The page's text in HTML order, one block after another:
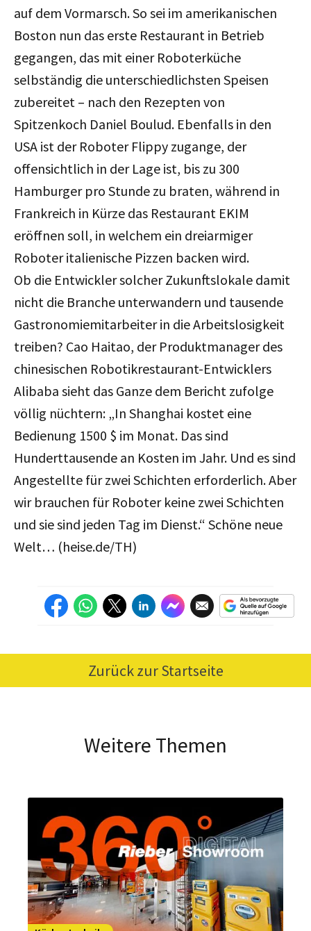
auf dem Vormarsch. So sei im amerikanischen
Boston nun das erste Restaurant in Betrieb
gegangen, das mit einer Roboterküche
selbständig die unterschiedlichsten Speisen
zubereitet – nach den Rezepten von
Spitzenkoch Daniel Boulud. Ebenfalls in den
USA ist der Roboter Flippy zugange, der
offensichtlich in der Lage ist, bis zu 300
Hamburger pro Stunde zu braten, während in
Frankreich in Kürze das Restaurant EKIM
eröffnen soll, in welchem ein dreiarmiger
Roboter italienische Pizzen backen wird.
Ob die Entwickler solcher Zukunftslokale damit
nicht die Branche unterwandern und tausende
Gastronomiemitarbeiter in die Arbeitslosigkeit
treiben? Cao Haitao, der Produktmanager des
chinesischen Robotikrestaurant-Entwicklers
Alibaba sieht das Ganze dem Bericht zufolge
völlig nüchtern: „In Shanghai kostet eine
Bedienung 1500 $ im Monat. Das sind
Hunderttausende an Kosten im Jahr. Und es sind
Angestellte für zwei Schichten erforderlich. Aber
wir brauchen für Roboter keine zwei Schichten
und sie sind jeden Tag im Dienst.“ Schöne neue
Welt… (heise.de/TH)
Zurück zur Startseite
Weitere Themen